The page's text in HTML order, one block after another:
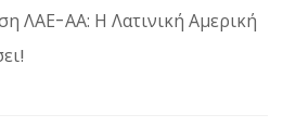
ΛΑΕ-ΑΑ: Η Λατινική Αμερική